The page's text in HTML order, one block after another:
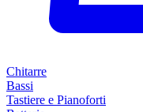
Chitarre
Bassi
Tastiere e Pianoforti